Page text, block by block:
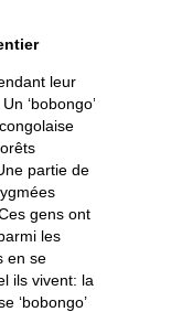
leur
‘bobongo’
partie de
gens ont
les
en se
ils vivent: la
‘bobongo’